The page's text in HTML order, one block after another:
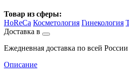
Товар из сферы:
HoReCa Косметология Гинекология
Доставка в
Ежедневная доставка по всей
Описание